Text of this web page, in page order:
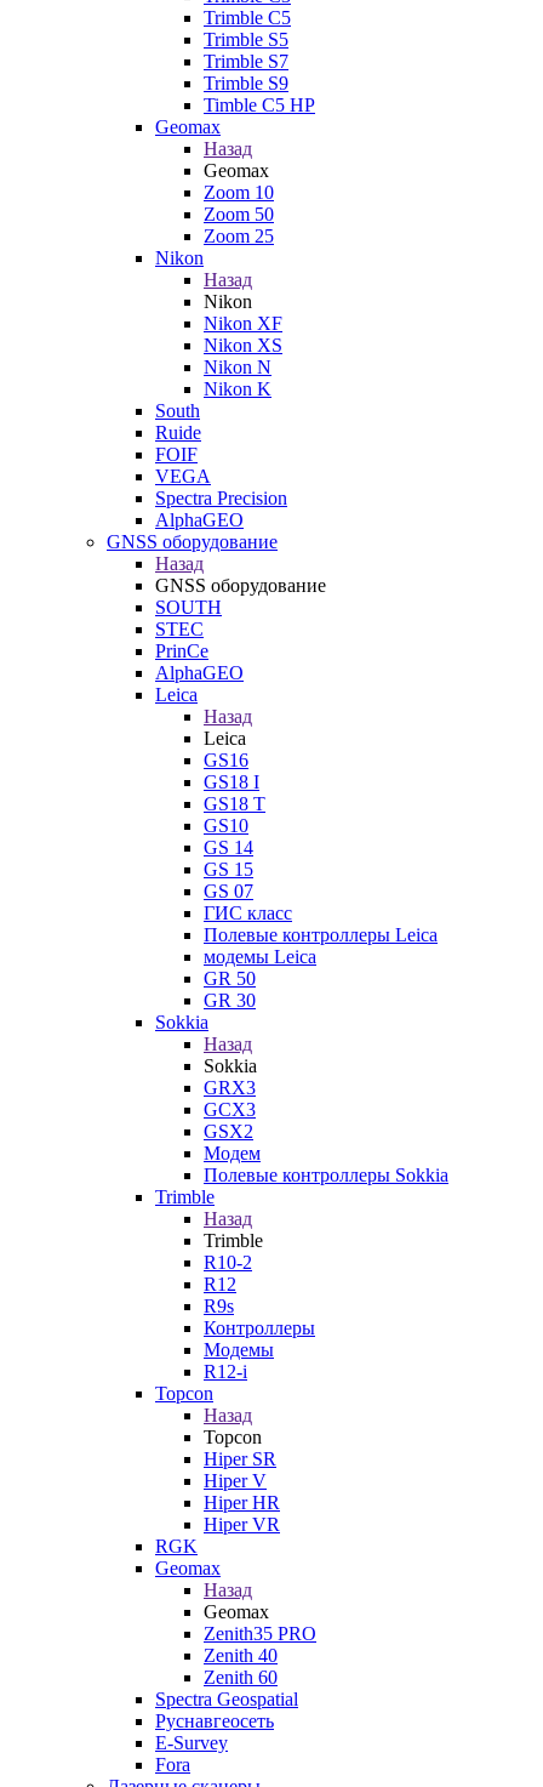
Trimble C5
Trimble S5
Trimble S7
Trimble S9
Timble C5 HP
Geomax
Назад
Geomax
Zoom 10
Zoom 50
Zoom 25
Nikon
Назад
Nikon
Nikon XF
Nikon XS
Nikon N
Nikon K
South
Ruide
FOIF
VEGA
Spectra Precision
AlphaGEO
GNSS оборудование
Назад
GNSS оборудование
SOUTH
STEC
PrinCe
AlphaGEO
Leica
Назад
Leica
GS16
GS18 I
GS18 T
GS10
GS 14
GS 15
GS 07
ГИС класс
Полевые контроллеры Leica
модемы Leica
GR 50
GR 30
Sokkia
Назад
Sokkia
GRX3
GCX3
GSX2
Модем
Полевые контроллеры Sokkia
Trimble
Назад
Trimble
R10-2
R12
R9s
Контроллеры
Модемы
R12-i
Topcon
Назад
Topcon
Hiper SR
Hiper V
Hiper HR
Hiper VR
RGK
Geomax
Назад
Geomax
Zenith35 PRO
Zenith 40
Zenith 60
Spectra Geospatial
Руснавгеосеть
E-Survey
Fora